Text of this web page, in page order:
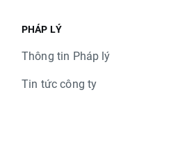
PHÁP LÝ
Thông tin Pháp lý
Tin tức công ty